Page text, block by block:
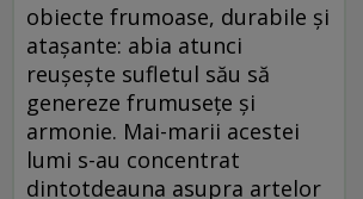
obiecte frumoase, durabile şi
ataşante: abia atunci
reuşeşte sufletul său să
genereze frumuseţe şi
armonie. Mai-marii acestei
lumi s-au concentrat
dintotdeauna asupra artelor